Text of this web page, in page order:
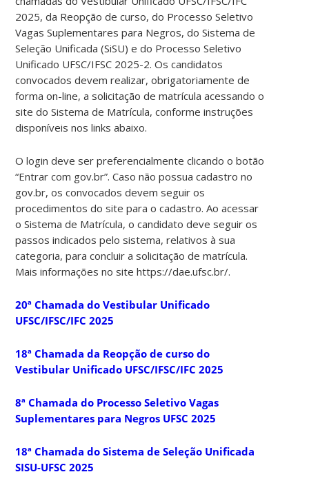
2025, da Reopção de curso, do Processo Seletivo
Vagas Suplementares para Negros, do Sistema de
Seleção Unificada (SiSU) e do Processo Seletivo
Unificado UFSC/IFSC 2025-2. Os candidatos
convocados devem realizar, obrigatoriamente de
forma on-line, a solicitação de matrícula acessando o
site do Sistema de Matrícula, conforme instruções
disponíveis nos links abaixo.
O login deve ser preferencialmente clicando o botão
“Entrar com gov.br”. Caso não possua cadastro no
gov.br, os convocados devem seguir os
procedimentos do site para o cadastro. Ao acessar
o Sistema de Matrícula, o candidato deve seguir os
passos indicados pelo sistema, relativos à sua
categoria, para concluir a solicitação de matrícula.
Mais informações no site https://dae.ufsc.br/.
20ª Chamada do Vestibular Unificado
UFSC/IFSC/IFC 2025
18ª Chamada da Reopção de curso do
Vestibular Unificado UFSC/IFSC/IFC 2025
8ª Chamada do Processo Seletivo Vagas
Suplementares para Negros UFSC 2025
18ª Chamada do Sistema de Seleção Unificada
SISU-UFSC 2025